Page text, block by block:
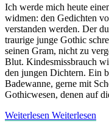
Ich werde mich heute
widmen: den Gedichten
verstanden werden. Der
traurige junge Gothic
seinen Gram, nicht zu
Blut. Kindesmissbrauch
den jungen Dichtern. Ein
Badewanne, gerne mit
Gothicwesen, denen auf
Weiterlesen Weiterlesen